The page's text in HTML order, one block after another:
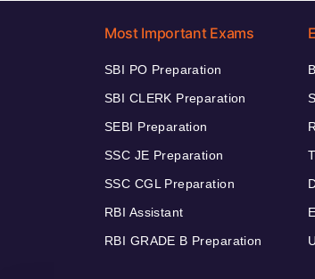
Most Important Exams
SBI PO Preparation
SBI CLERK Preparation
SEBI Preparation
SSC JE Preparation
SSC CGL Preparation
RBI Assistant
RBI GRADE B Preparation